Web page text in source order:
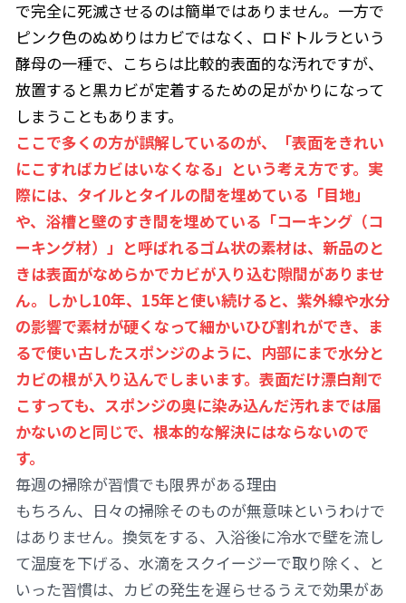
で完全に死滅させるのは簡単ではありません。一方で
ピンク色のぬめりはカビではなく、ロドトルラという
酵母の一種で、こちらは比較的表面的な汚れですが、
放置すると黒カビが定着するための足がかりになって
しまうこともあります。
ここで多くの方が誤解しているのが、「表面をきれい
にこすればカビはいなくなる」という考え方です。実
際には、タイルとタイルの間を埋めている「目地」
や、浴槽と壁のすき間を埋めている「コーキング（コ
ーキング材）」と呼ばれるゴム状の素材は、新品のと
きは表面がなめらかでカビが入り込む隙間がありませ
ん。しかし10年、15年と使い続けると、紫外線や水分
の影響で素材が硬くなって細かいひび割れができ、ま
るで使い古したスポンジのように、内部にまで水分と
カビの根が入り込んでしまいます。表面だけ漂白剤で
こすっても、スポンジの奥に染み込んだ汚れまでは届
かないのと同じで、根本的な解決にはならないので
す。
毎週の掃除が習慣でも限界がある理由
もちろん、日々の掃除そのものが無意味というわけで
はありません。換気をする、入浴後に冷水で壁を流し
て温度を下げる、水滴をスクイージーで取り除く、と
いった習慣は、カビの発生を遅らせるうえで効果があ